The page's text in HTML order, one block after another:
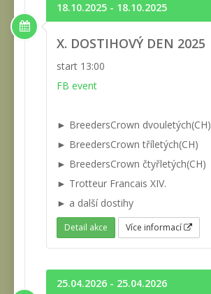
18.10.2025 - 18.10.2025
X. DOSTIHOVÝ DEN 2025
start 13:00
FB event
► BreedersCrown dvouletých(CH)
► BreedersCrown tříletých(CH)
► BreedersCrown čtyřletých(CH)
► Trotteur Francais XIV.
► a další dostihy
Detail akce Více informací
25.04.2026 - 25.04.2026